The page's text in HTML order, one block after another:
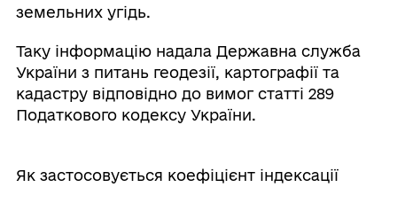
земельних угідь.
Таку інформацію надала Державна служба
України з питань геодезії, картографії та
кадастру відповідно до вимог статті 289
Податкового кодексу України.
Як застосовується коефіцієнт індексації